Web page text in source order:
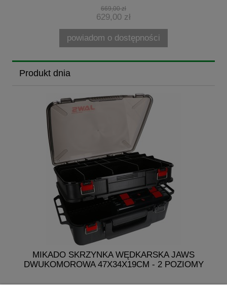
669,00 zł
629,00 zł
powiadom o dostępności
Produkt dnia
MIKADO SKRZYNKA WĘDKARSKA JAWS
DWUKOMOROWA 47X34X19CM - 2 POZIOMY